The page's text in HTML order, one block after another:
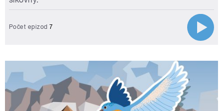
Počet epizod 7